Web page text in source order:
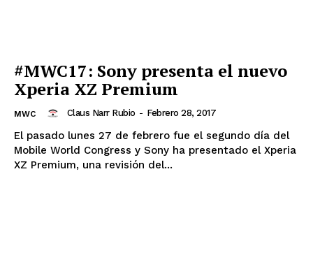
#MWC17: Sony presenta el nuevo
Xperia XZ Premium
MWC Claus Narr Rubio - Febrero 28, 2017
El pasado lunes 27 de febrero fue el segundo día del
Mobile World Congress y Sony ha presentado el Xperia
XZ Premium, una revisión del...